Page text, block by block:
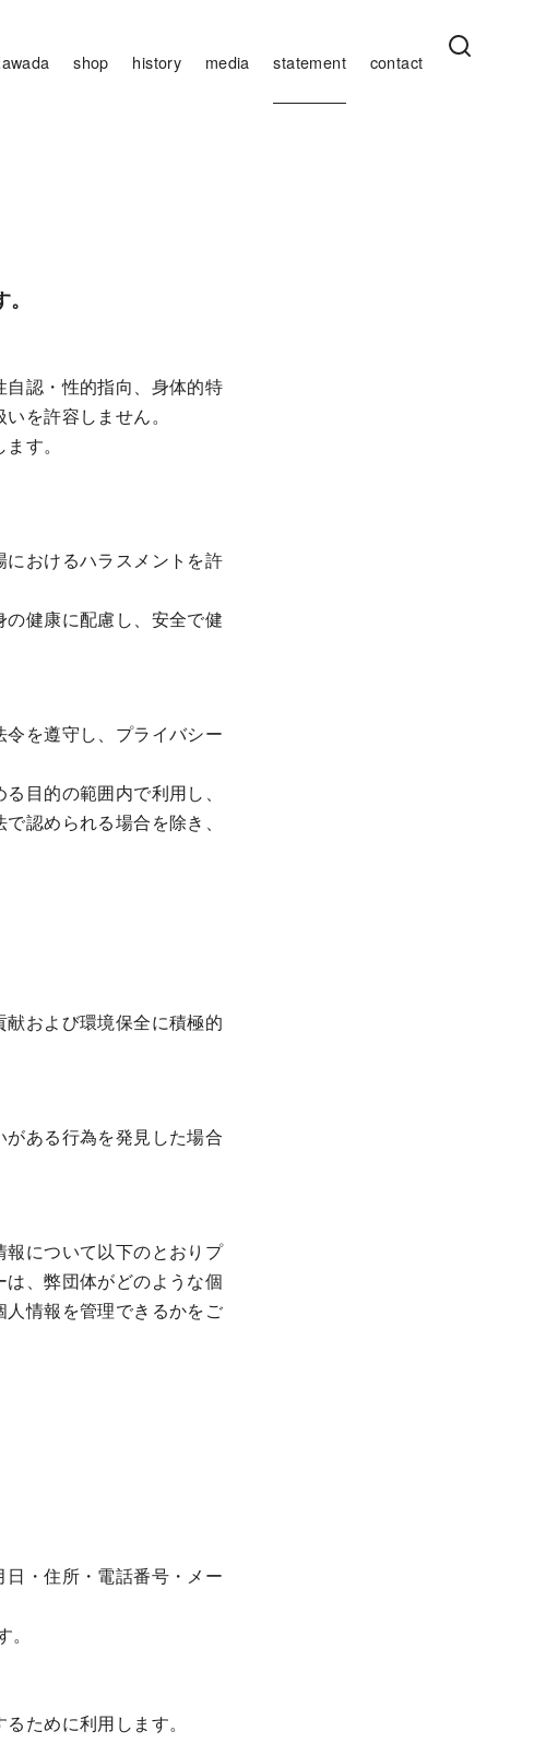
shop history media statement contact
自認・性的指向、身体的特
を許容しません。
す。
におけるハラスメントを許
健康に配慮し、安全で健
を遵守し、プライバシー
目的の範囲内で利用し、
認められる場合を除き、
および環境保全に積極的
ある行為を発見した場合
について以下のとおりプ
、弊団体がどのような個
情報を管理できるかをご
・住所・電話番号・メー
ために利用します。